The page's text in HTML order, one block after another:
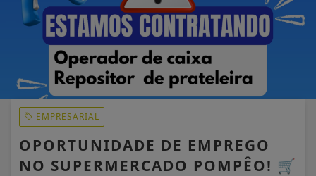
EMPRESARIAL
OPORTUNIDADE DE EMPREGO
NO SUPERMERCADO POMPÊO! 🛒